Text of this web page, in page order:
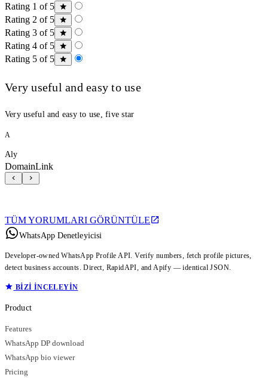
Rating 1 of 5
Rating 2 of 5
Rating 3 of 5
Rating 4 of 5
Rating 5 of 5
Very useful and easy to use
Very useful and easy to use, five star
A
Aly
DomainLink
TÜM YORUMLARI GÖRÜNTÜLE
WhatsApp Denetleyicisi
Developer-owned WhatsApp Profile API. Verify numbers, fetch profile pictures,
detect business accounts. Direct, RapidAPI, and Apify — identical JSON.
BIZI INCELEYIN
Product
Features
WhatsApp DP download
WhatsApp bio viewer
Pricing